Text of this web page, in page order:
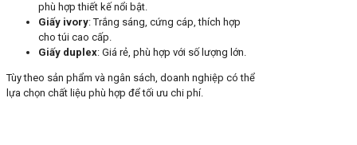
phù hợp thiết kế nổi bật.
Giấy ivory: Trắng sáng, cứng cáp, thích hợp
cho túi cao cấp.
Giấy duplex: Giá rẻ, phù hợp với số lượng lớn.
Tùy theo sản phẩm và ngân sách, doanh nghiệp có thể
lựa chọn chất liệu phù hợp để tối ưu chi phí.